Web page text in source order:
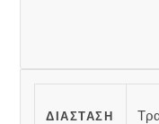
ΔΙΆΣΤΑΣΗ